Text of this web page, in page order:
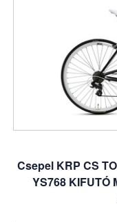
Csepel KRP CS
YS768 KIFUTÓ